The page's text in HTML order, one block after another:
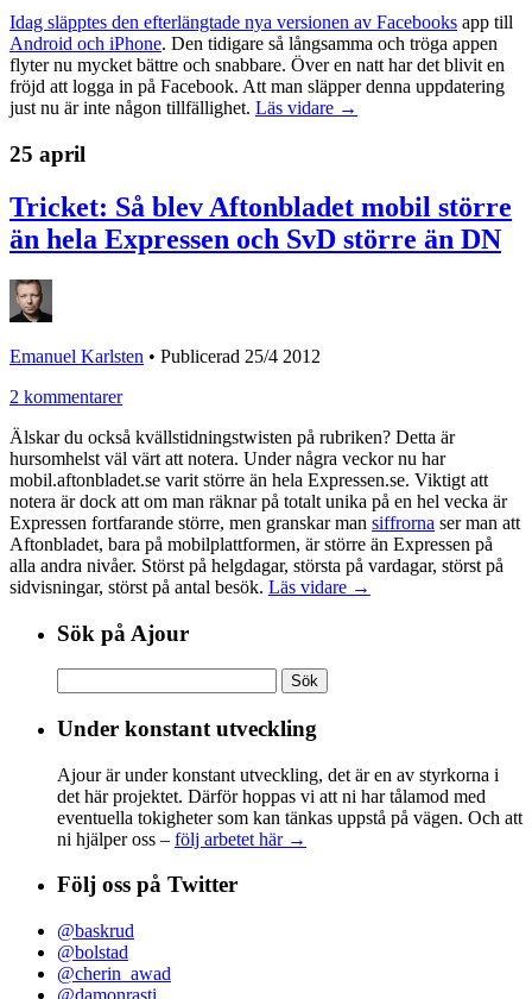
Idag släpptes den efterlängtade nya versionen av Facebooks app till
Android och iPhone. Den tidigare så långsamma och tröga appen
flyter nu mycket bättre och snabbare. Över en natt har det blivit en
fröjd att logga in på Facebook. Att man släpper denna uppdatering
just nu är inte någon tillfällighet. Läs vidare →
25 april
Tricket: Så blev Aftonbladet mobil större
än hela Expressen och SvD större än DN
Emanuel Karlsten • Publicerad 25/4 2012
2 kommentarer
Älskar du också kvällstidningstwisten på rubriken? Detta är
hursomhelst väl värt att notera. Under några veckor nu har
mobil.aftonbladet.se varit större än hela Expressen.se. Viktigt att
notera är dock att om man räknar på totalt unika på en hel vecka är
Expressen fortfarande större, men granskar man siffrorna ser man att
Aftonbladet, bara på mobilplattformen, är större än Expressen på
alla andra nivåer. Störst på helgdagar, största på vardagar, störst på
sidvisningar, störst på antal besök. Läs vidare →
Sök på Ajour
efter:
Under konstant utveckling
Ajour är under konstant utveckling, det är en av styrkorna i
det här projektet. Därför hoppas vi att ni har tålamod med
eventuella tokigheter som kan tänkas uppstå på vägen. Och att
ni hjälper oss – följ arbetet här →
Följ oss på Twitter
@baskrud
@bolstad
@cherin_awad